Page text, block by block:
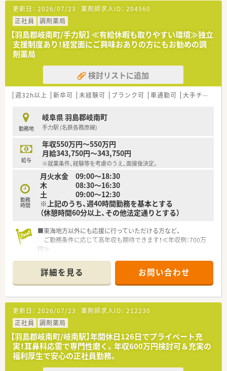
更新日： 2026/07/23 薬剤師求人ID： 204560
正社員
調剤薬局
【羽島郡岐南町/手力駅】 ≪有給休暇も取りやすい環境≫独立
支援制度あり！経営面にご興味おありの方にもお勧めの調
剤薬局
検討リストに追加
週32h以上 新卒可 未経験可 ブランク可 車通勤可 大手チェーン以外
勤務地
岐阜県 羽島郡岐南町
手力駅 (名鉄各務原線)
給与
年収550万円～550万円
月給343,750円～343,750円
※就業条件、経験等を考慮のうえ、面接後決定。
勤務
時間
月火水金 09:00～18:30
木 08:30～16:30
土 09:00～12:30
※上記のうち、週40時間勤務を基本とする
（休憩時間60分以上、その他法定通りとする）
■東海地方以外にも応援に行っていただける方など、
ご勤務条件に応じて高年収も期待できます！≪年収例：700万
円≫
詳細を見る お問い合わせ
更新日： 2026/07/23 薬剤師求人ID： 212230
正社員
調剤薬局
【羽島郡岐南町/岐南駅】年間休日126日でプライベート充
実！耳鼻科応需で専門性磨く。年収600万円検討可＆充実の
福利厚生で安心の正社員勤務。